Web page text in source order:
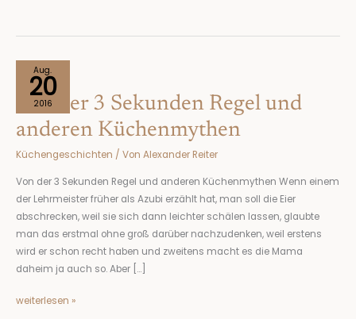
Aug.
20
2016
Von der 3 Sekunden Regel und
anderen Küchenmythen
Küchengeschichten / Von Alexander Reiter
Von der 3 Sekunden Regel und anderen Küchenmythen Wenn einem
der Lehrmeister früher als Azubi erzählt hat, man soll die Eier
abschrecken, weil sie sich dann leichter schälen lassen, glaubte
man das erstmal ohne groß darüber nachzudenken, weil erstens
wird er schon recht haben und zweitens macht es die Mama
daheim ja auch so. Aber […]
Sekunden
Regel
und
weiterlesen »